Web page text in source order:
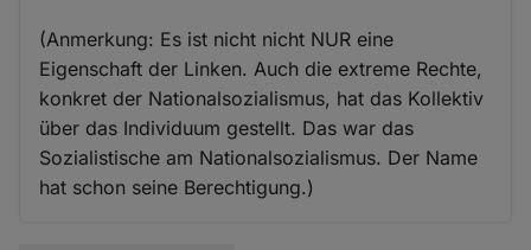
(Anmerkung: Es ist nicht nicht NUR eine
Eigenschaft der Linken. Auch die extreme Rechte,
konkret der Nationalsozialismus, hat das Kollektiv
über das Individuum gestellt. Das war das
Sozialistische am Nationalsozialismus. Der Name
hat schon seine Berechtigung.)